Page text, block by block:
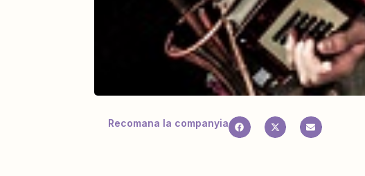
Recomana la companyia